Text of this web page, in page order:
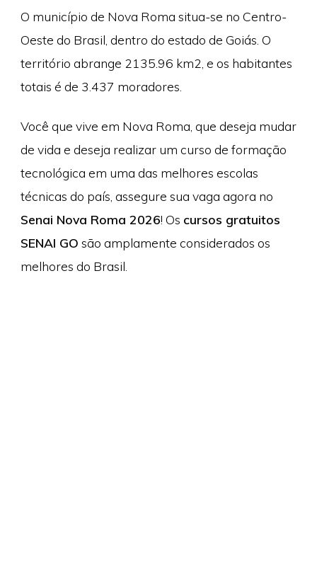
O município de Nova Roma situa-se no Centro-
Oeste do Brasil, dentro do estado de Goiás. O
território abrange 2135.96 km2, e os habitantes
totais é de 3.437 moradores.
Você que vive em Nova Roma, que deseja mudar
de vida e deseja realizar um curso de formação
tecnológica em uma das melhores escolas
técnicas do país, assegure sua vaga agora no
Senai Nova Roma 2026! Os cursos gratuitos
SENAI GO são amplamente considerados os
melhores do Brasil.